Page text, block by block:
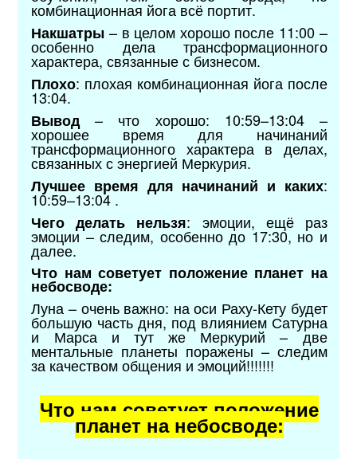
комбинационная йога всё портит.
Накшатры – в целом хорошо после 11:00 –
особенно дела трансформационного
характера, связанные с бизнесом.
Плохо: плохая комбинационная йога после
13:04.
Вывод – что хорошо: 10:59–13:04 –
хорошее время для начинаний
трансформационного характера в делах,
связанных с энергией Меркурия.
Лучшее время для начинаний и каких:
10:59–13:04 .
Чего делать нельзя: эмоции, ещё раз
эмоции – следим, особенно до 17:30, но и
далее.
Что нам советует положение планет на
небосводе:
Луна – очень важно: на оси Раху-Кету будет
большую часть дня, под влиянием Сатурна
и Марса и тут же Меркурий – две
ментальные планеты поражены – следим
за качеством общения и эмоций!!!!!!!
Что нам советует положение
планет на небосводе: